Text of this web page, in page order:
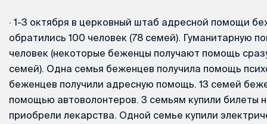
· 1-3 октября в церковный штаб адресной помощи
обратились 100 человек (78 семей). Гуманитарную
человек (некоторые беженцы получают помощь
семей). Одна семья беженцев получила помощь
беженцев получили адресную помощь. 13 семей
помощью автоволонтеров. 3 семьям купили билеты
приобрели лекарства. Одной семье купили